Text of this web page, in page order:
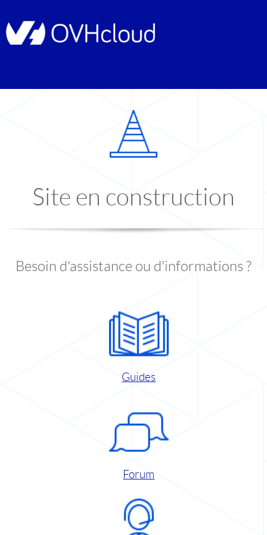
Site en construction
Besoin d'assistance ou d'informations ?
Guides
Forum